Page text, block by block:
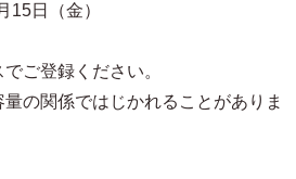
15日（金）
ご登録ください。
の関係ではじかれることがありま